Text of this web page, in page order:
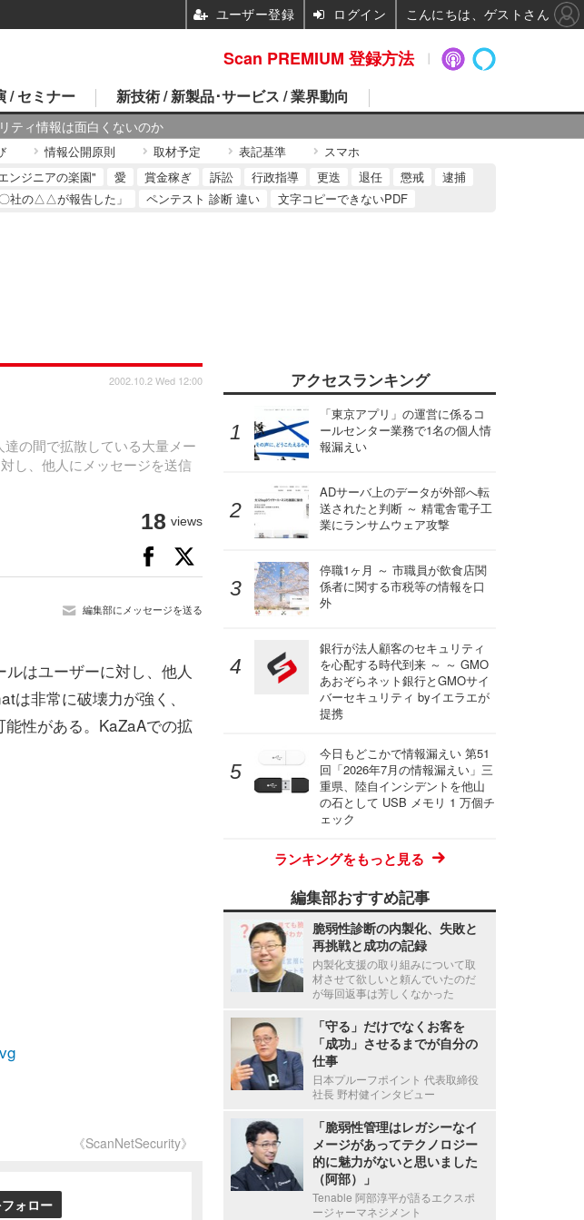
ティ情報は面白くないのか
/ セミナー 新技術 / 新製品･サービス / 業界動向
情報公開原則 取材予定 表記基準 スマホ
ンジニアの楽園" 愛 賞金稼ぎ 訴訟 行政指導 更迭 退任 懲戒
逮捕
社の△△が報告した」
ペンテスト 診断 違い 文字コピーできないPDF
の間で拡散している大量メー
し、他人にメッセージを送信
2002.10.2 Wed 12:00
18 views
編集部にメッセージを送る
はユーザーに対し、他人
非常に破壊力が強く、
性がある。KaZaAでの拡
《ScanNetSecurity》
ォロー
アクセスランキング
「東京アプリ」の運営に係るコ
ールセンター業務で1名の個人情
報漏えい
ADサーバ上のデータが外部へ転
送されたと判断 ～ 精電舎電子工
業にランサムウェア攻撃
停職1ヶ月 ～ 市職員が飲食店関
係者に関する市税等の情報を口
外
銀行が法人顧客のセキュリティ
を心配する時代到来 ～ ～ GMO
あおぞらネット銀行とGMOサイ
バーセキュリティ byイエラエが
提携
今日もどこかで情報漏えい 第51
回「2026年7月の情報漏えい」三
重県、陸自インシデントを他山
の石として USB メモリ 1 万個チ
ェック
ランキングをもっと見る
編集部おすすめ記事
脆弱性診断の内製化、失敗と
再挑戦と成功の記録
内製化支援の取り組みについて取
材させて欲しいと頼んでいたのだ
が毎回返事は芳しくなかった
「守る」だけでなくお客を
「成功」させるまでが自分の
仕事
日本プルーフポイント 代表取締役
社長 野村健インタビュー
「脆弱性管理はレガシーなイ
メージがあってテクノロジー
的に魅力がないと思いました
（阿部）」
Tenable 阿部淳平が語るエクスポ
ージャーマネジメント
Scan PREMIUM 登録方法
ユーザー登録 ログイン こんにちは、ゲストさん